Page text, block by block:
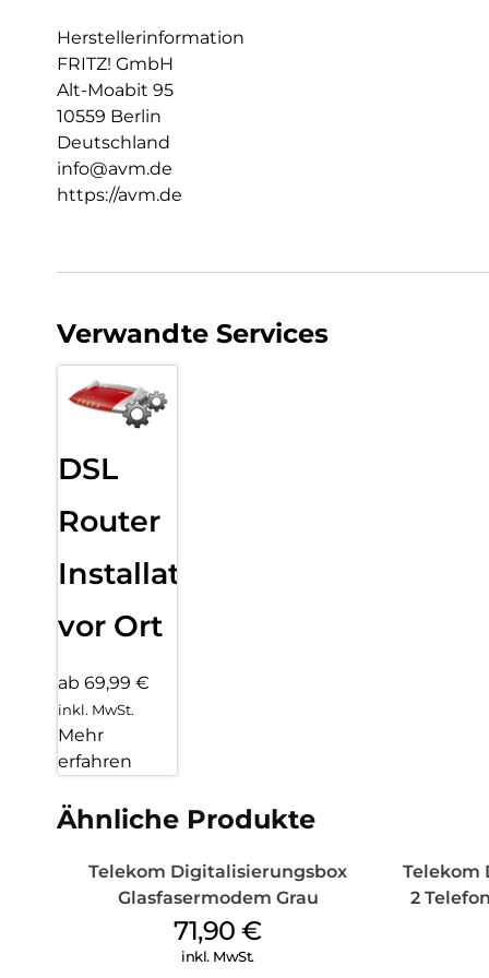
Herstellerinformation
FRITZ! GmbH
Alt-Moabit 95
10559 Berlin
Deutschland
info@avm.de
https://avm.de
Verwandte Services
DSL
Router
Installation
vor Ort
ab 69,99 €
inkl. MwSt.
Mehr
erfahren
Ähnliche Produkte
Telekom Digitalisierungsbox
Glasfasermodem Grau
71,90€
inkl. MwSt.
Telekom
2